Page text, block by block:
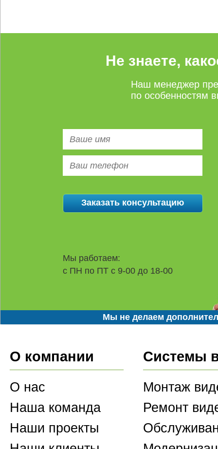
Не знаете,
Наш менеджер
по особенностям
Мы работаем:
с ПН по ПТ с 9-00 до 18-00
Мы не делаем
О компании
О нас
Наша команда
Наши проекты
Системы
Монтаж
Ремонт